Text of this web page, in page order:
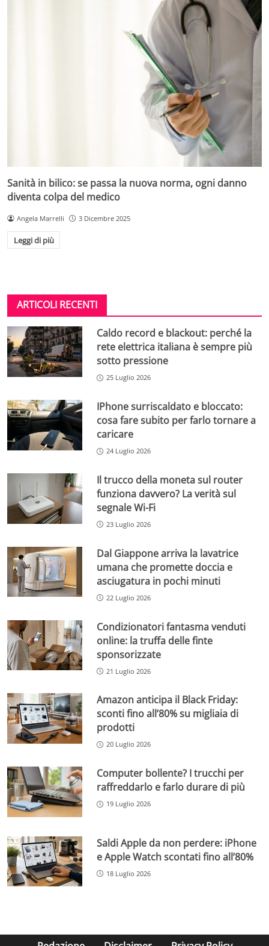
Sanità in bilico: se passa la nuova norma, ogni danno
diventa colpa del medico
Angela Marrelli 3 Dicembre 2025
Leggi di più
ARTICOLI RECENTI
Caldo record e blackout: perché la
rete elettrica italiana è sempre più
sotto pressione
25 Luglio 2026
IPhone surriscaldato e bloccato:
cosa fare subito per farlo tornare a
caricare
24 Luglio 2026
Il trucco della moneta sul router
funziona davvero? La verità sul
segnale Wi-Fi
23 Luglio 2026
Dal Giappone arriva la lavatrice
umana che promette doccia e
asciugatura in pochi minuti
22 Luglio 2026
Condizionatori fantasma venduti
online: la truffa delle finte
sponsorizzate
21 Luglio 2026
Amazon anticipa il Black Friday:
sconti fino all’80% su migliaia di
prodotti
20 Luglio 2026
Computer bollente? I trucchi per
raffreddarlo e farlo durare di più
19 Luglio 2026
Saldi Apple da non perdere: iPhone
e Apple Watch scontati fino all’80%
18 Luglio 2026